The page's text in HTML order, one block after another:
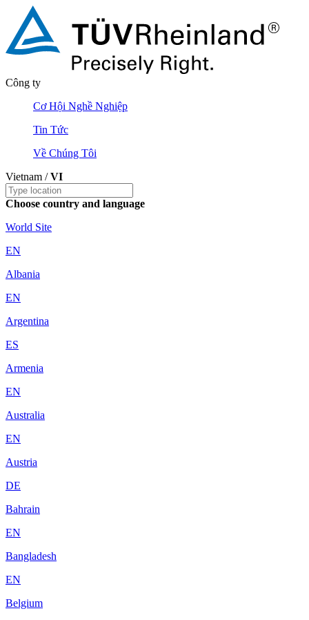
Công ty
Cơ Hội Nghề Nghiệp
Tin Tức
Về Chúng Tôi
Vietnam /VI
Choose country and language
World Site
EN
Albania
EN
Argentina
ES
Armenia
EN
Australia
EN
Austria
DE
Bahrain
EN
Bangladesh
EN
Belgium